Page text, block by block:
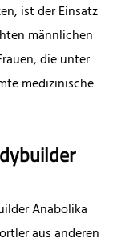
ist der Einsatz
männlichen
die unter
medizinische
Anabolika
aus anderen